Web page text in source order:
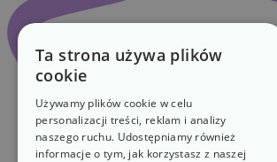
Ta strona używa plików
cookie
Używamy plików cookie w celu
personalizacji treści, reklam i analizy
naszego ruchu. Udostępniamy również
informacje o tym, jak korzystasz z naszej